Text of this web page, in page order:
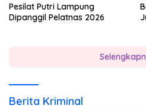
Pesilat Putri Lampung
Dipanggil Pelatnas 2026
Berita Kriminal